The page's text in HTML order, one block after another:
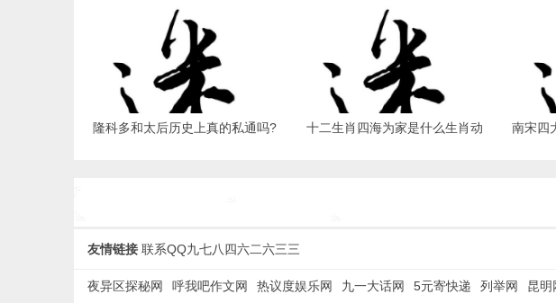
趣闻 - 夜异区
区
隆科多和太后历史上真的私通吗?
十二生肖四海为家是什么生肖动
南宋四
友情链接 联系QQ九七八四六二六三三
夜异区探秘网 呼我吧作文网 热议度娱乐网 九一大话网 5元寄快递 列举网 昆明